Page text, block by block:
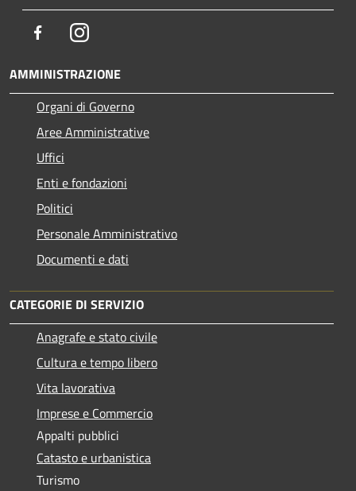
FacebookInstagram
AMMINISTRAZIONE
Organi di Governo
Aree Amministrative
Uffici
Enti e fondazioni
Politici
Personale Amministrativo
Documenti e dati
CATEGORIE DI SERVIZIO
Anagrafe e stato civile
Cultura e tempo libero
Vita lavorativa
Imprese e Commercio
Appalti pubblici
Catasto e urbanistica
Turismo